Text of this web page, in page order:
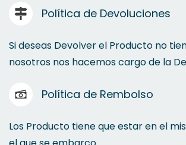
Política de Devoluciones
Si deseas Devolver el Producto no
nosotros nos hacemos cargo de la
Política de Rembolso
Los Producto tiene que estar en el